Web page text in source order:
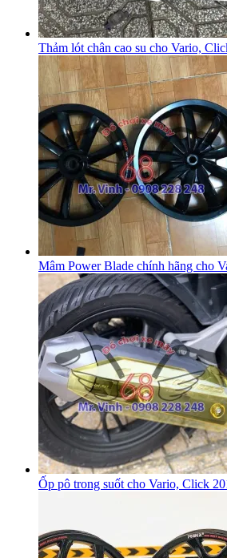
Thảm lót chân cao su cho Vario,
Mâm Power Blade chính hãng cho
Ốp pô trong suốt cho Vario, Click